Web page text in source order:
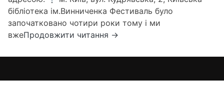
бібліотека ім.Винниченка Фестиваль було
започатковано чотири роки тому і ми
вжеПродовжити читання Фотовиставка
Хортиці»,
Київ
→